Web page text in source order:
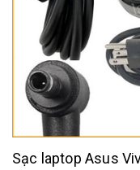
Sạc laptop Asus